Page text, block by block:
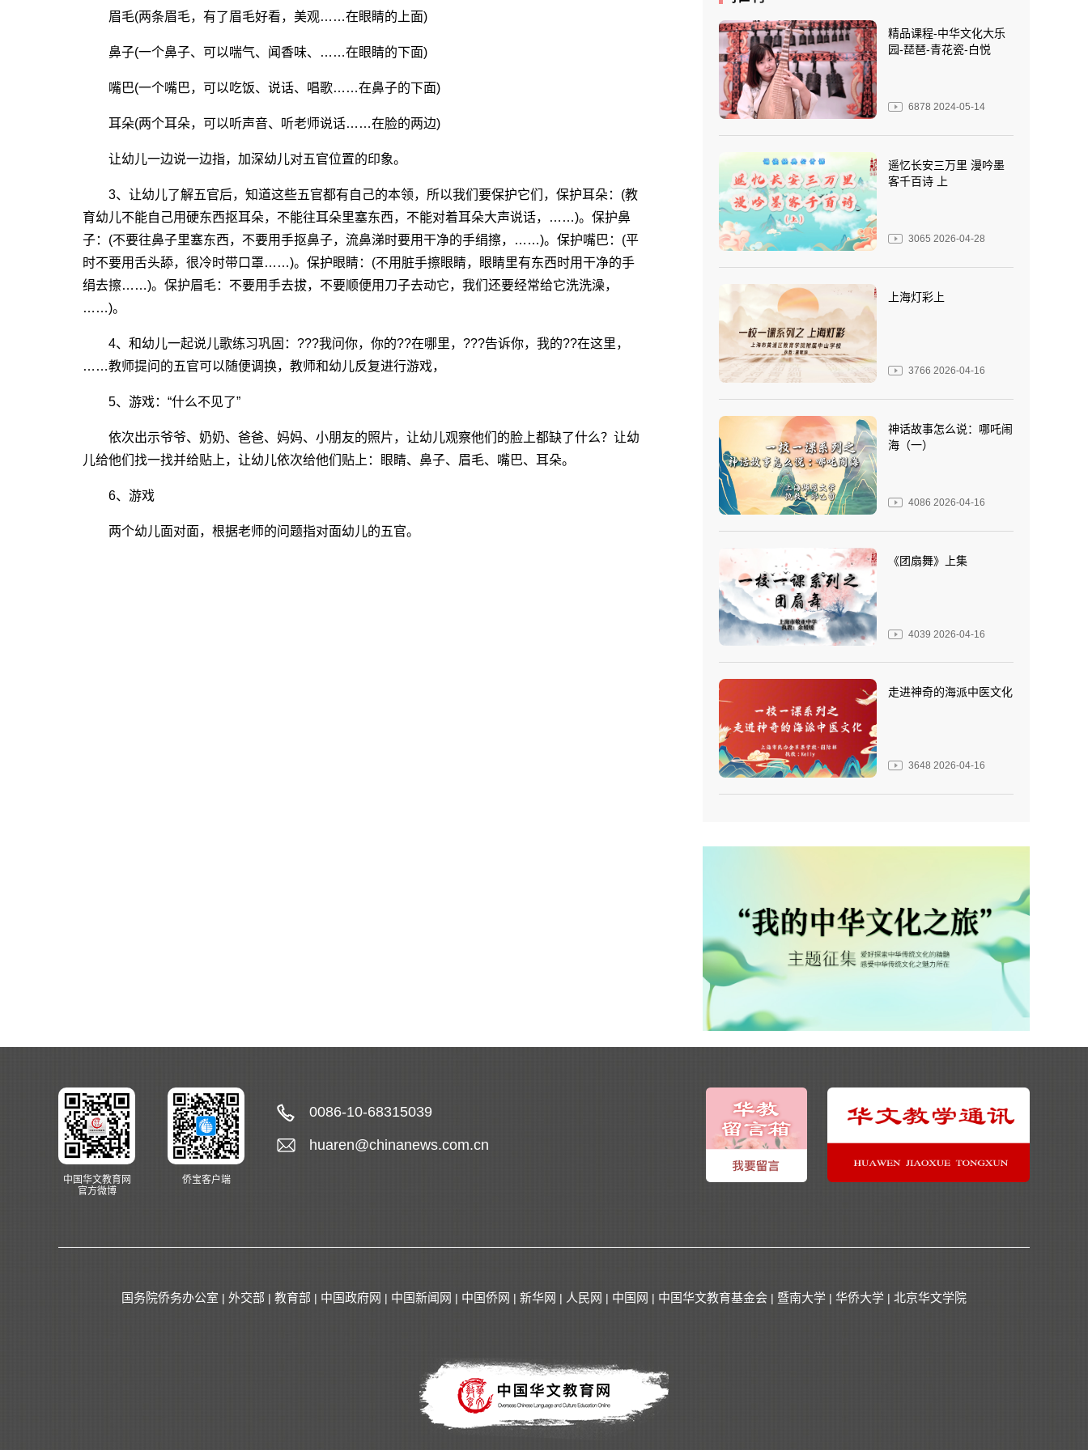
眉毛(两条眉毛，有了眉毛好看，美观……在眼睛的上面)
鼻子(一个鼻子、可以喘气、闻香味、……在眼睛的下面)
嘴巴(一个嘴巴，可以吃饭、说话、唱歌……在鼻子的下面)
耳朵(两个耳朵，可以听声音、听老师说话……在脸的两边)
让幼儿一边说一边指，加深幼儿对五官位置的印象。
3、让幼儿了解五官后，知道这些五官都有自己的本领，所以我们要保护它们，保护耳朵：(教
育幼儿不能自己用硬东西抠耳朵，不能往耳朵里塞东西，不能对着耳朵大声说话，……)。保护鼻
子：(不要往鼻子里塞东西，不要用手抠鼻子，流鼻涕时要用干净的手绢擦，……)。保护嘴巴：(平
时不要用舌头舔，很冷时带口罩……)。保护眼睛：(不用脏手擦眼睛，眼睛里有东西时用干净的手
绢去擦……)。保护眉毛：不要用手去拔，不要顺便用刀子去动它，我们还要经常给它洗洗澡，
……)。
4、和幼儿一起说儿歌练习巩固：???我问你，你的??在哪里，???告诉你，我的??在这里，
……教师提问的五官可以随便调换，教师和幼儿反复进行游戏，
5、游戏：“什么不见了”
依次出示爷爷、奶奶、爸爸、妈妈、小朋友的照片，让幼儿观察他们的脸上都缺了什么？让幼
儿给他们找一找并给贴上，让幼儿依次给他们贴上：眼睛、鼻子、眉毛、嘴巴、耳朵。
6、游戏
两个幼儿面对面，根据老师的问题指对面幼儿的五官。
精品课程-中华文化大乐
园-琵琶-青花瓷-白悦
6878 2024-05-14
遥忆长安三万里 漫吟墨
客千百诗 上
3065 2026-04-28
上海灯彩上
3766 2026-04-16
神话故事怎么说：哪吒闹
海（一）
4086 2026-04-16
《团扇舞》上集
4039 2026-04-16
走进神奇的海派中医文化
3648 2026-04-16
中国华文教育网
官方微博
侨宝客户端
0086-10-68315039
huaren@chinanews.com.cn
国务院侨务办公室 | 外交部 | 教育部 | 中国政府网 | 中国新闻网 | 中国侨网 | 新华网 | 人民网 | 中国网 | 中国华文教育基金会 | 暨南大学 | 华侨大学 | 北京华文学院